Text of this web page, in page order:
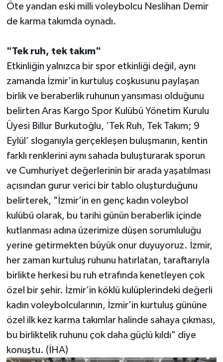
Öte yandan eski milli voleybolcu Neslihan Demir
de karma takımda oynadı.
"Tek ruh, tek takım"
Etkinliğin yalnızca bir spor etkinliği değil, aynı
zamanda İzmir’in kurtuluş coşkusunu paylaşan
birlik ve beraberlik ruhunun yansıması olduğunu
belirten Aras Kargo Spor Kulübü Yönetim Kurulu
Üyesi Billur Burkutoğlu, ‘Tek Ruh, Tek Takım; 9
Eylül’ sloganıyla gerçekleşen buluşmanın, kentin
farklı renklerini aynı sahada buluşturarak sporun
ve Cumhuriyet değerlerinin bir arada yaşatılması
açısından gurur verici bir tablo oluşturduğunu
belirterek, "İzmir’in en genç kadın voleybol
kulübü olarak, bu tarihi günün beraberlik içinde
kutlanması adına üzerimize düşen sorumluluğu
yerine getirmekten büyük onur duyuyoruz. İzmir,
her zaman kurtuluş ruhunu hatırlatan, taraftarıyla
birlikte herkesi bu ruh etrafında kenetleyen çok
özel bir şehir. İzmir’in köklü kulüplerindeki değerli
kadın voleybolcularının, İzmir’in kurtuluş gününe
özel ilk kez karma takımlar halinde sahaya çıkması,
bu birliktelik ruhunu çok daha güçlü kıldı" diye
konuştu. (İHA)